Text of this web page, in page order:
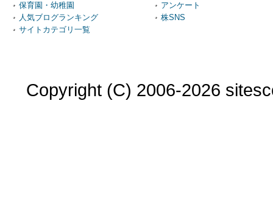
保育園・幼稚園
人気ブログランキング
サイトカテゴリ一覧
アンケート
株SNS
Copyright (C) 2006-2026